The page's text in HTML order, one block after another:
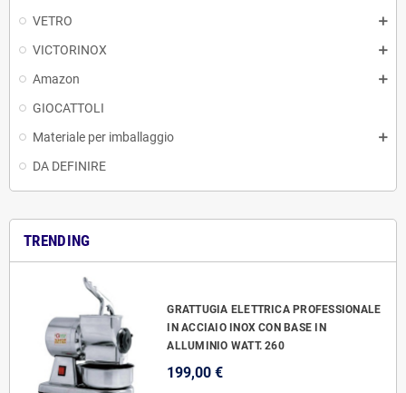
VETRO
VICTORINOX
Amazon
GIOCATTOLI
Materiale per imballaggio
DA DEFINIRE
TRENDING
GRATTUGIA ELETTRICA PROFESSIONALE
IN ACCIAIO INOX CON BASE IN
ALLUMINIO WATT. 260
199,00 €